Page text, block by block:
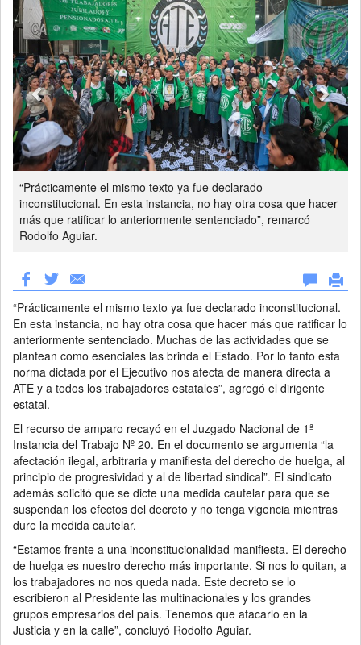
“Prácticamente el mismo texto ya fue declarado
inconstitucional. En esta instancia, no hay otra cosa que hacer
más que ratificar lo anteriormente sentenciado”, remarcó
Rodolfo Aguiar.
“Prácticamente el mismo texto ya fue declarado inconstitucional.
En esta instancia, no hay otra cosa que hacer más que ratificar lo
anteriormente sentenciado. Muchas de las actividades que se
plantean como esenciales las brinda el Estado. Por lo tanto esta
norma dictada por el Ejecutivo nos afecta de manera directa a
ATE y a todos los trabajadores estatales”, agregó el dirigente
estatal.
El recurso de amparo recayó en el Juzgado Nacional de 1ª
Instancia del Trabajo Nº 20. En el documento se argumenta “la
afectación ilegal, arbitraria y manifiesta del derecho de huelga, al
principio de progresividad y al de libertad sindical”. El sindicato
además solicitó que se dicte una medida cautelar para que se
suspendan los efectos del decreto y no tenga vigencia mientras
dure la medida cautelar.
“Estamos frente a una inconstitucionalidad manifiesta. El derecho
de huelga es nuestro derecho más importante. Si nos lo quitan, a
los trabajadores no nos queda nada. Este decreto se lo
escribieron al Presidente las multinacionales y los grandes
grupos empresarios del país. Tenemos que atacarlo en la
Justicia y en la calle”, concluyó Rodolfo Aguiar.